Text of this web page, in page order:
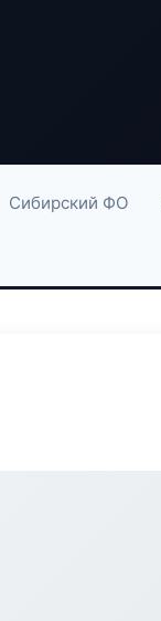
Сибирский ФО